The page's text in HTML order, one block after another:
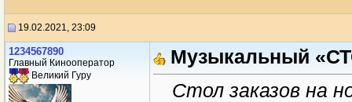
19.02.2021, 23:09
1234567890
Главный Кинооператор
Великий Гуру
Музыкальный
Стол заказов на